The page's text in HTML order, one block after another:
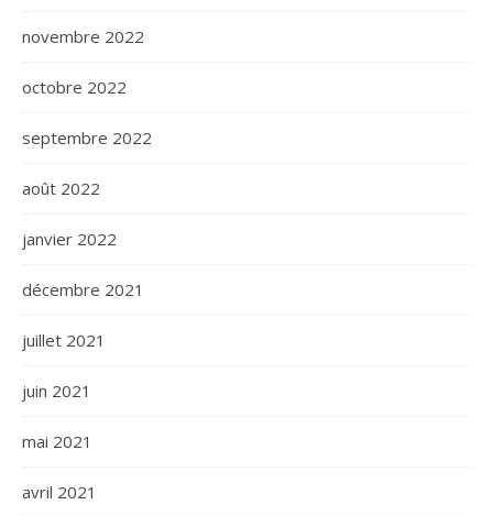
novembre 2022
octobre 2022
septembre 2022
août 2022
janvier 2022
décembre 2021
juillet 2021
juin 2021
mai 2021
avril 2021